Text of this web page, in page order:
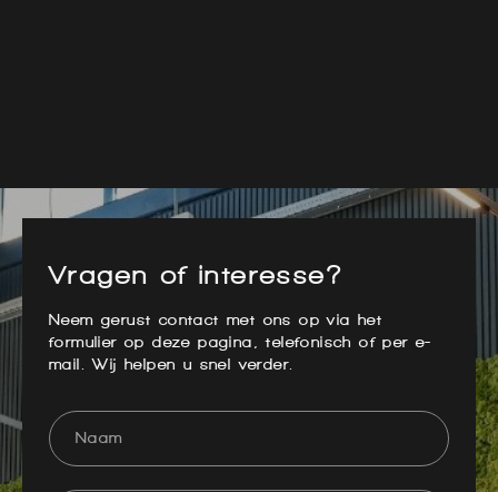
Vragen of interesse?
Neem gerust contact met ons op via het
formulier op deze pagina, telefonisch of per e-
mail. Wij helpen u snel verder.